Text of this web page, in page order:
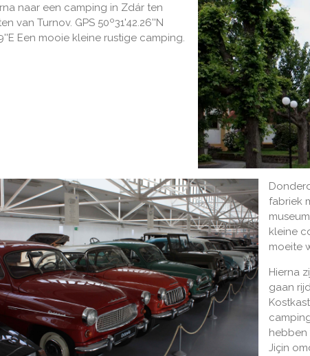
naar een camping in Zdár ten
van Turnov. GPS 50º31'42.26''N
Een mooie kleine rustige camping.
fabriek
kleine
moeite
Hierna
gaan
hebben
Jiçin